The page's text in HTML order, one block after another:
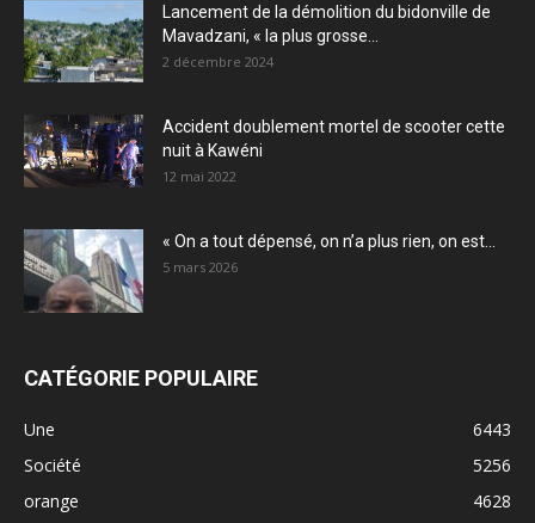
Lancement de la démolition du bidonville de
Mavadzani, « la plus grosse...
2 décembre 2024
Accident doublement mortel de scooter cette
nuit à Kawéni
12 mai 2022
« On a tout dépensé, on n’a plus rien, on est...
5 mars 2026
CATÉGORIE POPULAIRE
Une
6443
Société
5256
orange
4628